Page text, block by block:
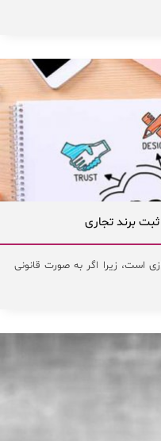
برند تجاری
است، زیرا اگر به صورت قانونی